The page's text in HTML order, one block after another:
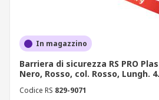
In magazzino
Barriera di sicurezza RS PRO
Nero, Rosso, col. Rosso, Lungh.
Codice RS 829-9071